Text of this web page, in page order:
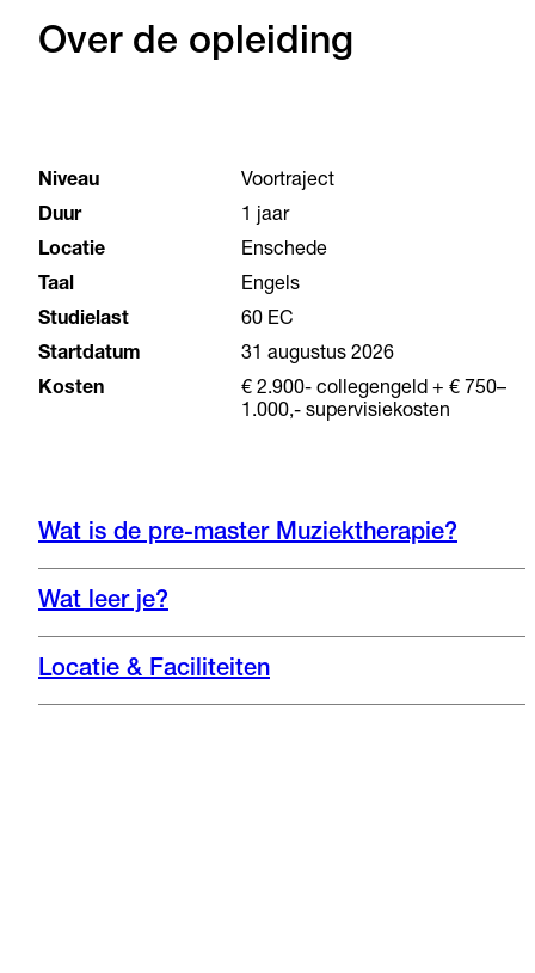
Over de opleiding
Niveau
Voortraject
Duur
1 jaar
Locatie
Enschede
Taal
Engels
Studielast
60 EC
Startdatum
31 augustus 2026
Kosten
€ 2.900- collegengeld + € 750–
1.000,- supervisiekosten
Wat is de pre-master Muziektherapie?
Wat leer je?
Locatie & Faciliteiten